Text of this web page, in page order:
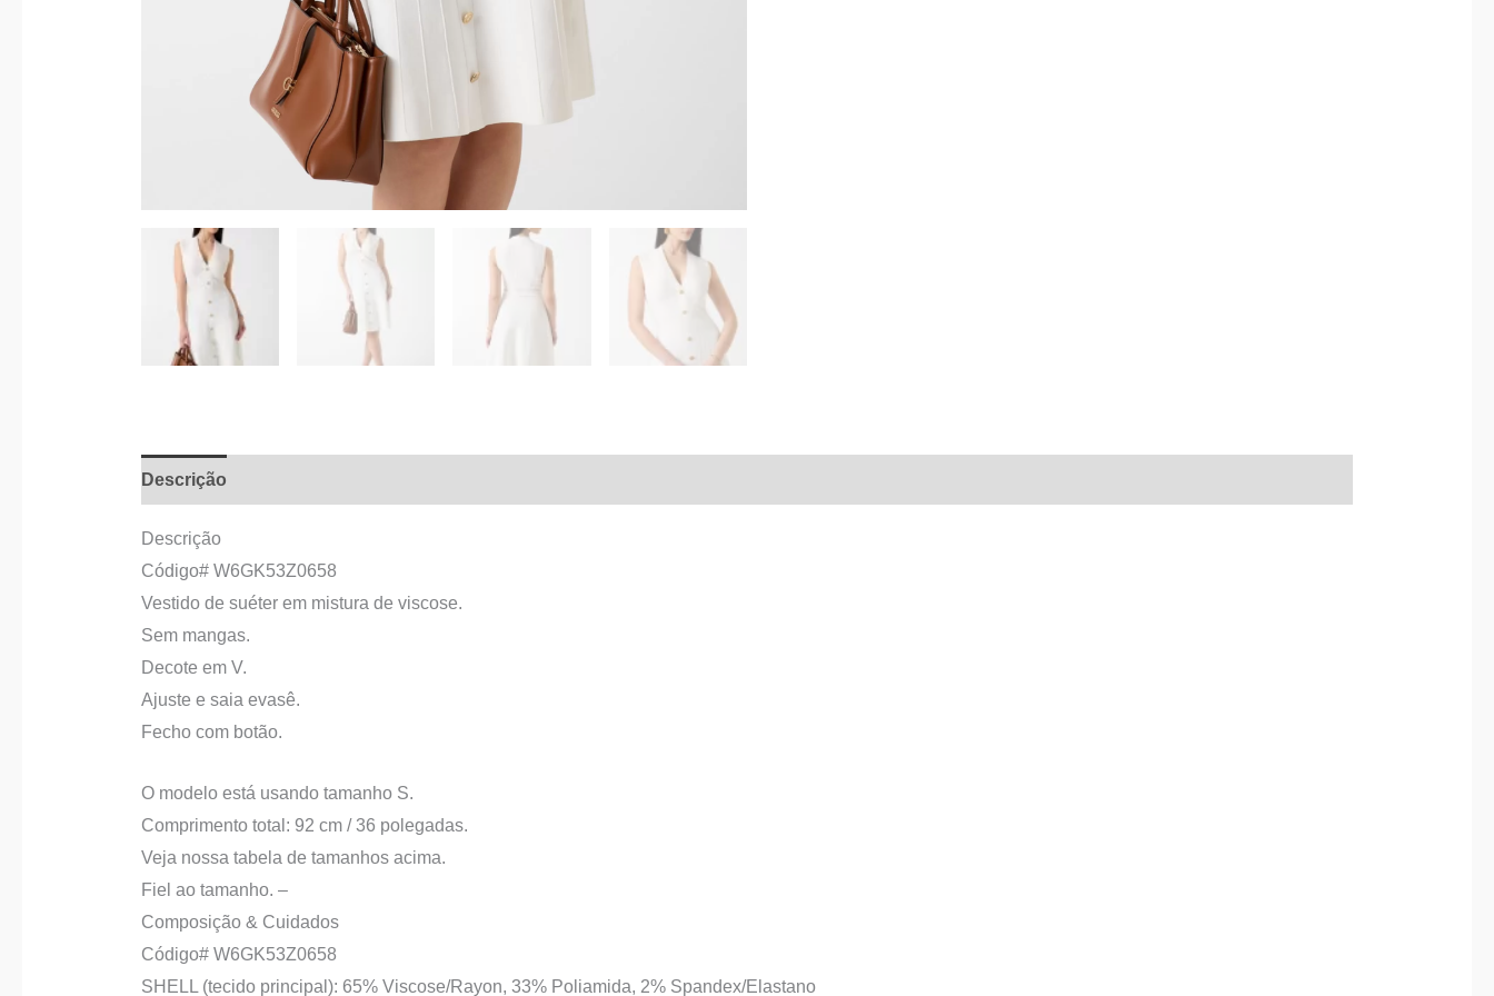
Descrição
Descrição
Código# W6GK53Z0658
Vestido de suéter em mistura de viscose.
Sem mangas.
Decote em V.
Ajuste e saia evasê.
Fecho com botão.
O modelo está usando tamanho S.
Comprimento total: 92 cm / 36 polegadas.
Veja nossa tabela de tamanhos acima.
Fiel ao tamanho. –
Composição & Cuidados
Código# W6GK53Z0658
SHELL (tecido principal): 65% Viscose/Rayon, 33% Poliamida, 2% Spandex/Elastano